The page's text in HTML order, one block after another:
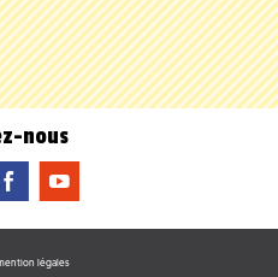
nous
b f
légales